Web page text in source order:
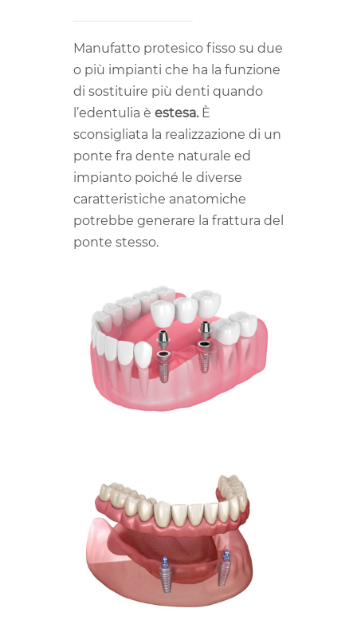
Manufatto protesico fisso su due
o più impianti che ha la funzione
di sostituire più denti quando
l’edentulia è estesa. È
sconsigliata la realizzazione di un
ponte fra dente naturale ed
impianto poiché le diverse
caratteristiche anatomiche
potrebbe generare la frattura del
ponte stesso.